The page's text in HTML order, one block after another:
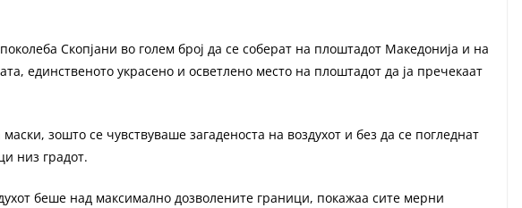
Скопјани во голем број да се соберат на плоштадот Македонија и на
единственото украсено и осветлено место на плоштадот да ја пречекаат
зошто се чувствуваше загаденоста на воздухот и без да се погледнат
низ градот.
беше над максимално дозволените граници, покажаа сите мерни